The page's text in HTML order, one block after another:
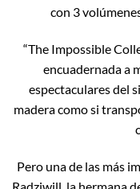
con 3
“The Impossible
encuadernada a
espectaculares del
madera como si
Pero una de las más
Radziwill, la hermana